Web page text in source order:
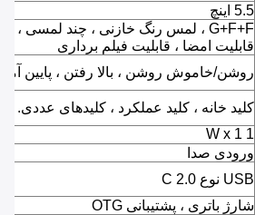
5.5 اینچ
G+F+F ، لمس رنگ خازنی ، چند لمسی ،
قابلیت امضا ، قابلیت فیلم برداری
روشن/خاموش روشن ، بالا رفتن ، پایین
کلید خانه ، کلید عملکرد ، کلیدهای عددی.
1 W x 1
ورودی صدا
USB نوع C 2.0
شارژ باتری ، پشتیبانی OTG